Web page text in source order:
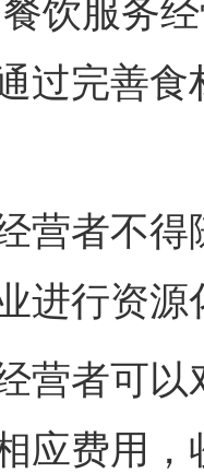
服务经
过完善
者不得
进行资源
者可以
应费用